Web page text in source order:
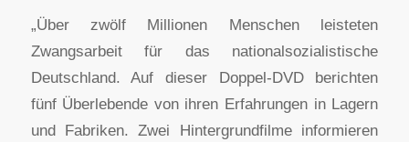
„Über zwölf Millionen Menschen leisteten
Zwangsarbeit für das nationalsozialistische
Deutschland. Auf dieser Doppel-DVD berichten
fünf Überlebende von ihren Erfahrungen in Lagern
und Fabriken. Zwei Hintergrundfilme informieren